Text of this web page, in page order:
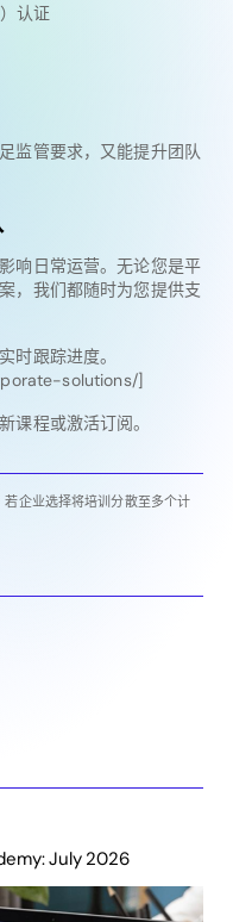
认证
监管要求，又能提升团队
响日常运营。无论您是平
，我们都随时为您提供支
时跟踪进度。
solutions/]
课程或激活订阅。
企业选择将培训分散至多个计
July 2026